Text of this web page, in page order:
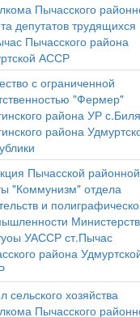
Пычасского
депутатов трудящихся
Пычасского района
АССР
с ограниченной
"Фермер"
района УР
района
Пычасской районной
"Коммунизм" отдела
и
УАССР ст.Пычас
района
сельского хозяйства
Пычасского